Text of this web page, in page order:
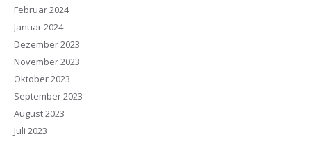
Februar 2024
Januar 2024
Dezember 2023
November 2023
Oktober 2023
September 2023
August 2023
Juli 2023